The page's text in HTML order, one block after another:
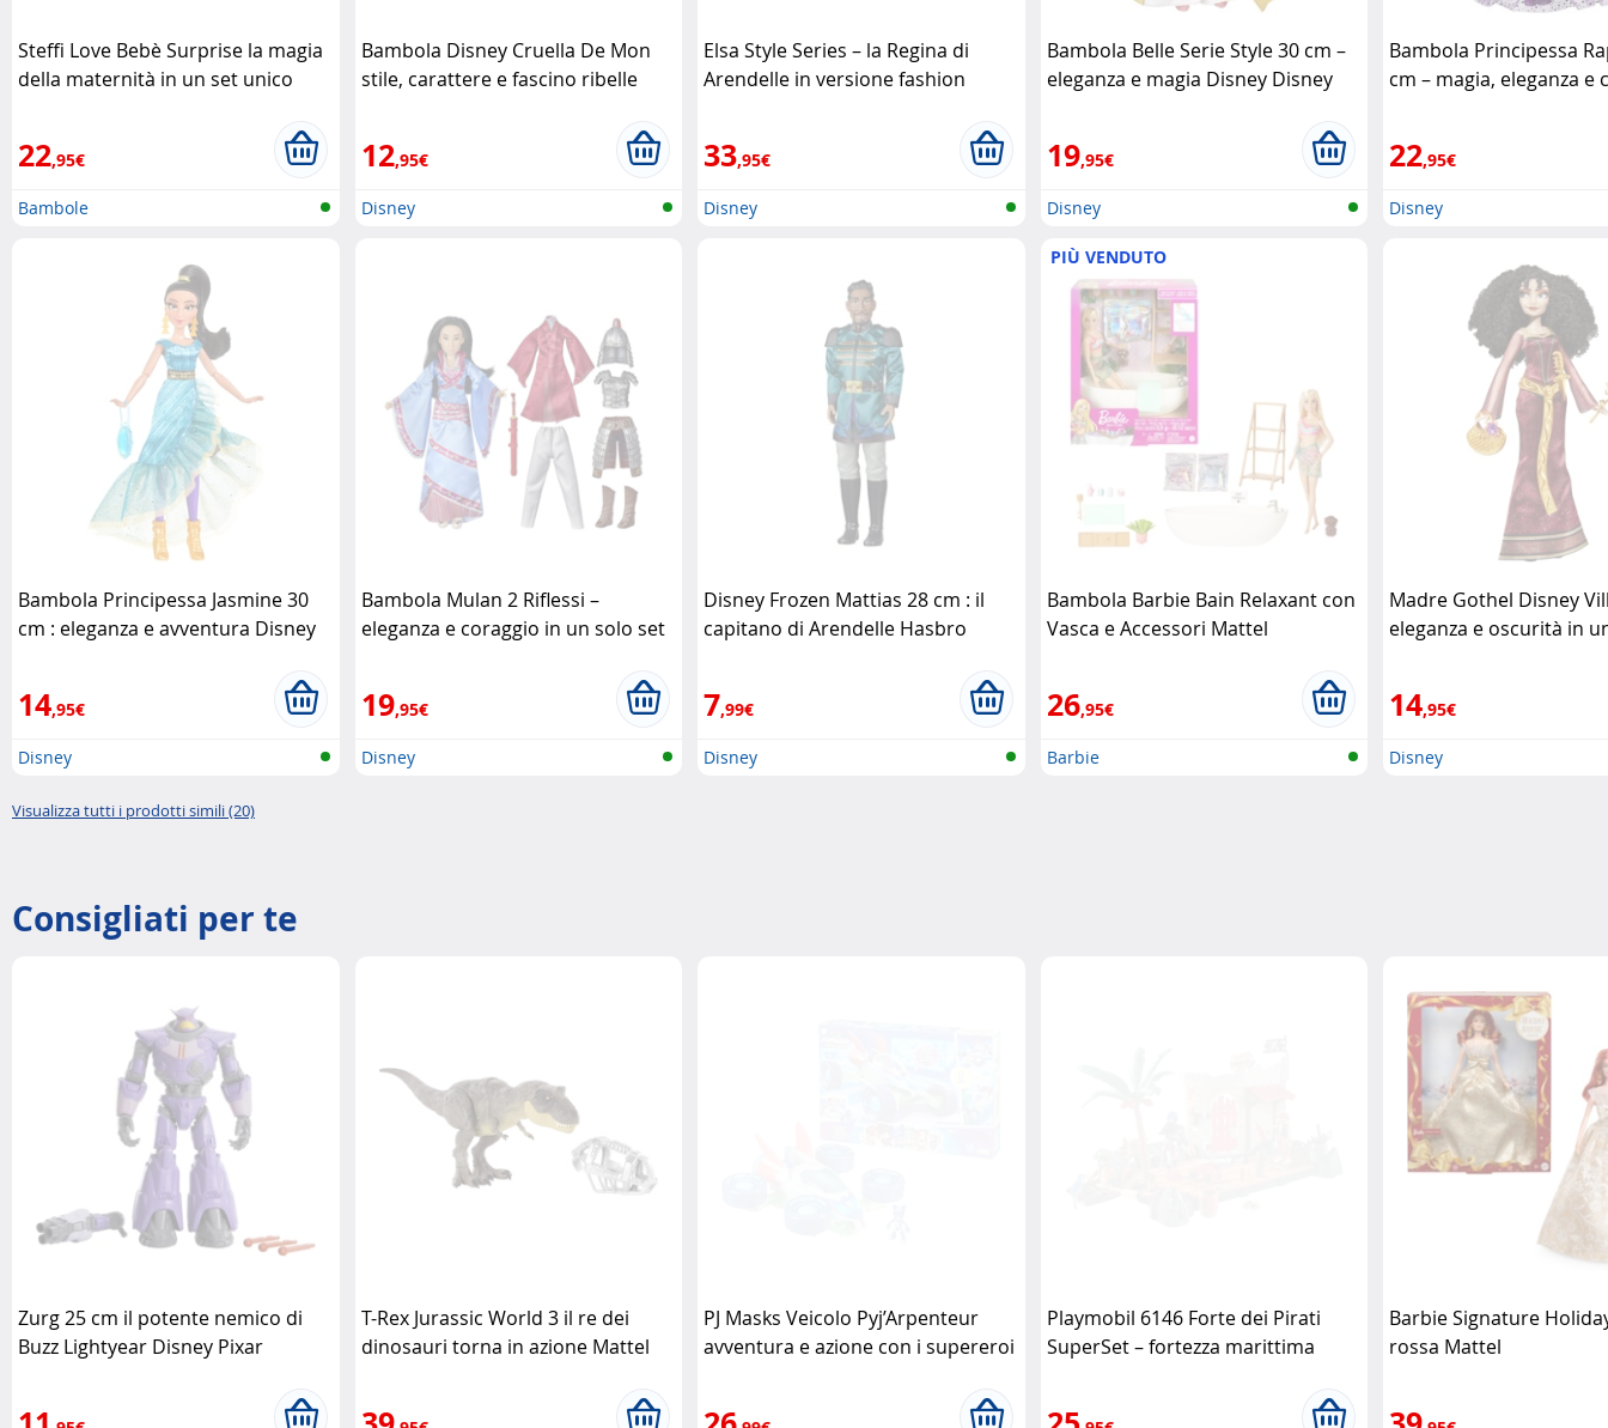
Steffi Love Bebè Surprise la magia
della maternità in un set unico
22,95€
Bambole
Bambola Disney Cruella De Mon
stile, carattere e fascino ribelle
12,95€
Disney
Elsa Style Series – la Regina di
Arendelle in versione fashion
33,95€
Disney
Bambola Belle Serie Style 30 cm –
eleganza e magia Disney Disney
19,95€
Disney
Bambola Principessa
cm – magia, eleganza e
22,95€
Disney
Bambola Principessa Jasmine 30
cm : eleganza e avventura Disney
14,95€
Disney
Bambola Mulan 2 Riflessi –
eleganza e coraggio in un solo set
19,95€
Disney
Disney Frozen Mattias 28 cm : il
capitano di Arendelle Hasbro
7,99€
Disney
PIÙ VENDUTO
Bambola Barbie Bain Relaxant con
Vasca e Accessori Mattel
26,95€
Barbie
Madre Gothel Disney
eleganza e oscurità in
14,95€
Disney
Visualizza tutti i prodotti simili (20)
Consigliati per te
Zurg 25 cm il potente nemico di
Buzz Lightyear Disney Pixar
T-Rex Jurassic World 3 il re dei
dinosauri torna in azione Mattel
PJ Masks Veicolo Pyj’Arpenteur
avventura e azione con i supereroi
Playmobil 6146 Forte dei Pirati
SuperSet – fortezza marittima
Barbie Signature
rossa Mattel